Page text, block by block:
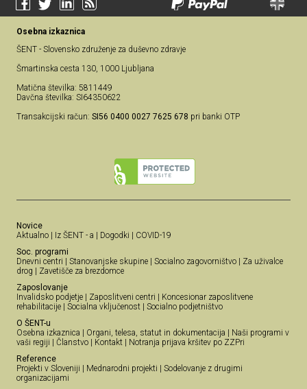
Osebna izkaznica
ŠENT - Slovensko združenje za duševno zdravje
Šmartinska cesta 130, 1000 Ljubljana
Matična številka: 5811449
Davčna številka: SI64350622
Transakcijski račun: SI56 0400 0027 7625 678 pri banki OTP
Novice
Aktualno
Iz ŠENT - a Dogodki
COVID-19
Soc. programi
Dnevni centri
Stanovanjske skupine Socialno zagovorništvo
Za uživalce
drog
Zavetišče za brezdomce
Zaposlovanje
Invalidsko podjetje
Zaposlitveni centri
Koncesionar zaposlitvene
rehabilitacije
Socialna vključenost
Socialno podjetništvo
O ŠENT-u
Osebna izkaznica
Organi, telesa, statut in dokumentacija
Naši programi v
vaši regiji
Članstvo Kontakt
Notranja prijava kršitev po ZZPri
Reference
Projekti v Sloveniji
Mednarodni projekti
Sodelovanje z drugimi
organizacijami